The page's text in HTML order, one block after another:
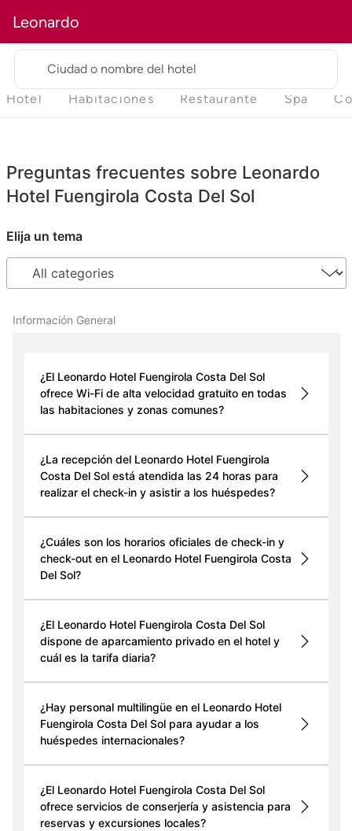
Leonardo
Ciudad o nombre del hotel
Hotel Habitaciones Restaurante Spa
Preguntas frecuentes sobre Leonardo
Hotel Fuengirola Costa Del Sol
Elija un tema
Información General
¿El Leonardo Hotel Fuengirola Costa Del Sol
ofrece Wi-Fi de alta velocidad gratuito en todas
las habitaciones y zonas comunes?
¿La recepción del Leonardo Hotel Fuengirola
Costa Del Sol está atendida las 24 horas para
realizar el check-in y asistir a los huéspedes?
¿Cuáles son los horarios oficiales de check-in y
check-out en el Leonardo Hotel Fuengirola Costa
Del Sol?
¿El Leonardo Hotel Fuengirola Costa Del Sol
dispone de aparcamiento privado en el hotel y
cuál es la tarifa diaria?
¿Hay personal multilingüe en el Leonardo Hotel
Fuengirola Costa Del Sol para ayudar a los
huéspedes internacionales?
¿El Leonardo Hotel Fuengirola Costa Del Sol
ofrece servicios de conserjería y asistencia para
reservas y excursiones locales?